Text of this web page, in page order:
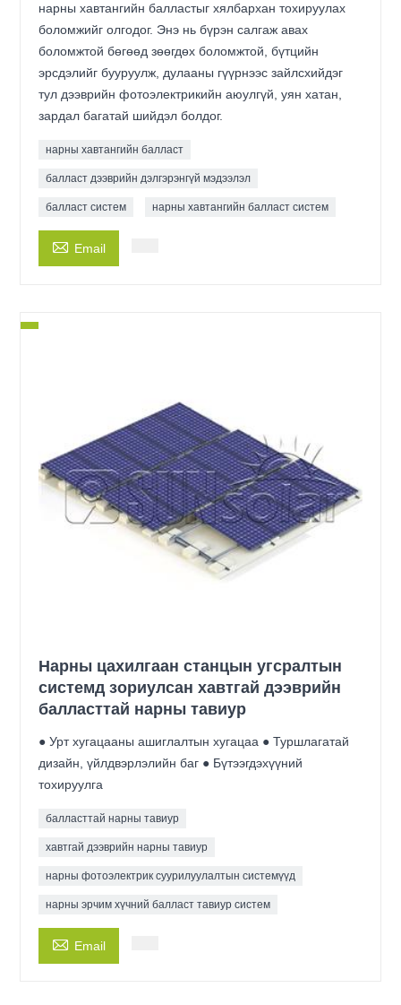
нарны хавтангийн балластыг хялбархан тохируулах
боломжийг олгодог. Энэ нь бүрэн салгаж авах
боломжтой бөгөөд зөөгдөх боломжтой, бүтцийн
эрсдэлийг бууруулж, дулааны гүүрнээс зайлсхийдэг
тул дээврийн фотоэлектрикийн аюулгүй, уян хатан,
зардал багатай шийдэл болдог.
нарны хавтангийн балласт
балласт дээврийн дэлгэрэнгүй мэдээлэл
балласт систем нарны хавтангийн балласт систем
 Email
Нарны цахилгаан станцын угсралтын
системд зориулсан хавтгай дээврийн
балласттай нарны тавиур
● Урт хугацааны ашиглалтын хугацаа ● Туршлагатай
дизайн, үйлдвэрлэлийн баг ● Бүтээгдэхүүний
тохируулга
балласттай нарны тавиур
хавтгай дээврийн нарны тавиур
нарны фотоэлектрик суурилуулалтын системүүд
нарны эрчим хүчний балласт тавиур систем
 Email